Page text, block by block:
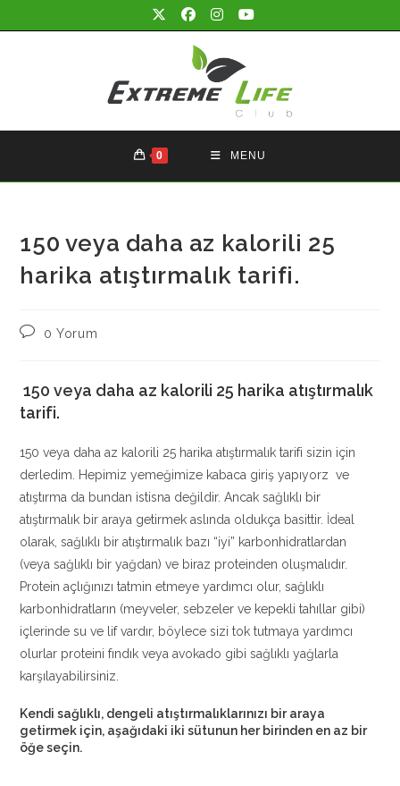
to
0 MENU
150 veya daha az kalorili 25
harika atıştırmalık tarifi.
Post0 Yorum
150 veya daha az kalorili 25 harika atıştırmalık
tarifi.
150 veya daha az kalorili 25 harika atıştırmalık tarifi sizin için
derledim. Hepimiz yemeğimize kabaca giriş yapıyorz ve
atıştırma da bundan istisna değildir. Ancak sağlıklı bir
atıştırmalık bir araya getirmek aslında oldukça basittir. İdeal
olarak, sağlıklı bir atıştırmalık bazı “iyi” karbonhidratlardan
(veya sağlıklı bir yağdan) ve biraz proteinden oluşmalıdır.
Protein açlığınızı tatmin etmeye yardımcı olur, sağlıklı
karbonhidratların (meyveler, sebzeler ve kepekli tahıllar gibi)
içlerinde su ve lif vardır, böylece sizi tok tutmaya yardımcı
olurlar proteini fındık veya avokado gibi sağlıklı yağlarla
karşılayabilirsiniz.
Kendi sağlıklı, dengeli atıştırmalıklarınızı bir araya
getirmek için, aşağıdaki iki sütunun her birinden en az bir
öğe seçin.